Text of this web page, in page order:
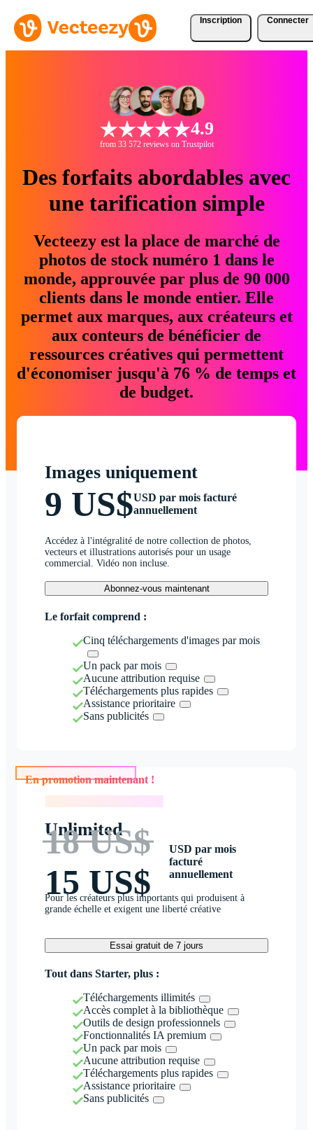
Inscription Connecter
4.9
from 33 572 reviews on Trustpilot
Des forfaits abordables avec
une tarification simple
Vecteezy est la place de marché de
photos de stock numéro 1 dans le
monde, approuvée par plus de 90 000
clients dans le monde entier. Elle
permet aux marques, aux créateurs et
aux conteurs de bénéficier de
ressources créatives qui permettent
d'économiser jusqu'à 76 % de temps et
de budget.
Images uniquement
9 US$USD par mois facturé
annuellement
Accédez à l'intégralité de notre collection de photos,
vecteurs et illustrations autorisés pour un usage
commercial. Vidéo non incluse.
Abonnez-vous maintenant
Le forfait comprend :
Cinq téléchargements d'images par mois
Un pack par mois
Aucune attribution requise
Téléchargements plus rapides
Assistance prioritaire
Sans publicités
En promotion maintenant !
Unlimited
18 US$
15 US$
USD par mois
facturé
annuellement
Pour les créateurs plus importants qui produisent à
grande échelle et exigent une liberté créative
Essai gratuit de 7 jours
Tout dans Starter, plus :
Téléchargements illimités
Accès complet à la bibliothèque
Outils de design professionnels
Fonctionnalités IA premium
Un pack par mois
Aucune attribution requise
Téléchargements plus rapides
Assistance prioritaire
Sans publicités